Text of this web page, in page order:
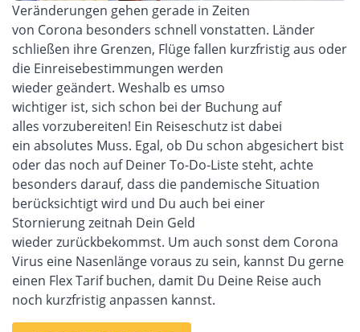
Veränderungen gehen gerade in Zeiten
von Corona besonders schnell vonstatten. Länder
schließen ihre Grenzen, Flügefallen kurzfristigaus oder
die Einreisebestimmungen werden
wieder geändert. Weshalb es umso
wichtiger ist, sich schon bei der Buchung auf
alles vorzubereiten! Ein Reiseschutz ist dabei
ein absolutes Muss. Egal, ob Du schon abgesichert bist
oder das noch aufDeiner To-Do-Liste steht, achte
besonders darauf, dass die pandemische Situation
berücksichtigt wird und Du auch bei einer
Stornierungzeitnah Dein Geld
wiederzurückbekommst. Um auch sonst dem Corona
Virus eine Nasenlänge voraus zu sein, kannst Du gerne
einen Flex Tarif buchen, damit Du Deine Reise auch
noch kurzfristiganpassen kannst.